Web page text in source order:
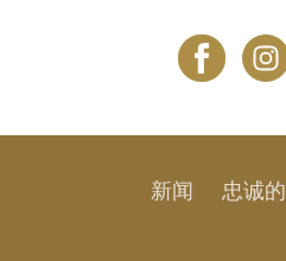
新闻 忠诚的